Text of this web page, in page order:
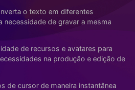
IA >
COMPRE AGORA
Entrar
o texto em diferentes
necessidade de gravar a mesma
de recursos e avatares para
na produção e edição de
de cursor de maneira instantânea